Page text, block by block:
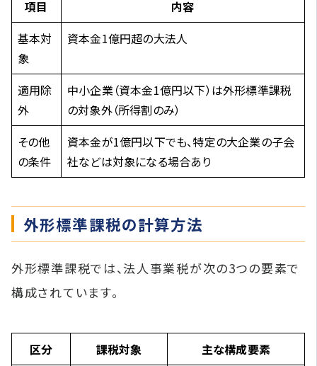
項目
内容
基本対
象
資本金1億円超の大法人
適用除
外
中小企業（資本金1億円以下）は外形標準課税
の対象外（所得割のみ）
その他
の条件
資本金が1億円以下でも、特定の大企業の子会
社などは対象になる場合あり
外形標準課税の計算方法
外形標準課税では、法人事業税が次の3つの要素で
構成されています。
区分 課税対象
主な構成要素